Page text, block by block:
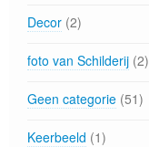
Decor (2)
foto van Schilderij (2)
Geen categorie (51)
Keerbeeld (1)